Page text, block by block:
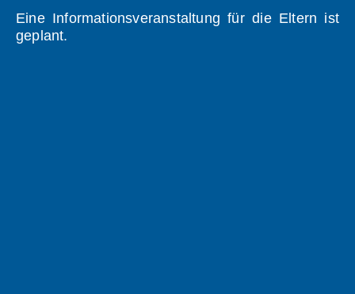
Eine Informationsveranstaltung für die Eltern ist
geplant.